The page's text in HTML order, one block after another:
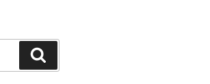
索